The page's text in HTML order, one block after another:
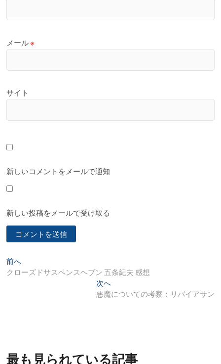
メール※
サイト
新しいコメントをメールで通知
新しい投稿をメールで受け取る
投
稿
シ
前へ
去
クローズドサスペンスヘブン 五条紀夫 感想
次へ次
の
悪魔についての考察：リバイアサン
最も見られている記事